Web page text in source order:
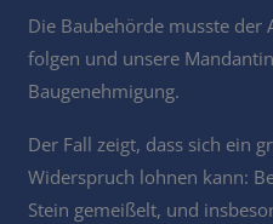
Die Baubehörde musste der
folgen und unsere
Baugenehmigung.
Der Fall zeigt, dass sich ein
Widerspruch lohnen kann:
Stein gemeißelt, und